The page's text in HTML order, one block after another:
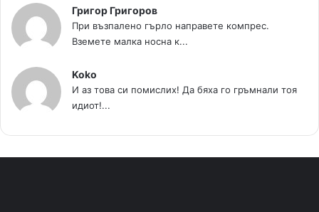
Григор Григоров
При възпалено гърло направете компрес.
Вземете малка носна к...
Koko
И аз това си помислих! Да бяха го гръмнали тоя
идиот!...